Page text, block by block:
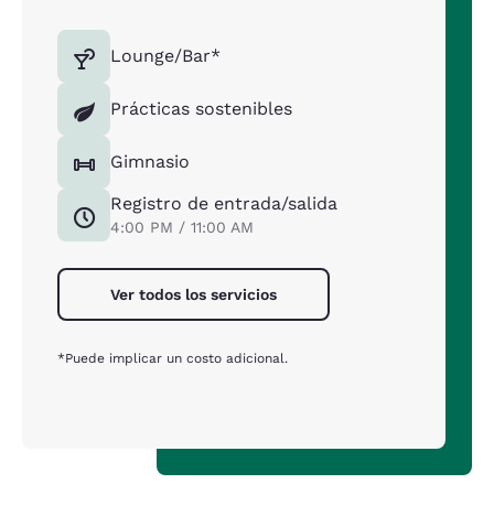
Lounge/Bar*
Prácticas sostenibles
Gimnasio
Registro de entrada/salida
4:00 PM / 11:00 AM
Ver todos los servicios
*Puede implicar un costo adicional.